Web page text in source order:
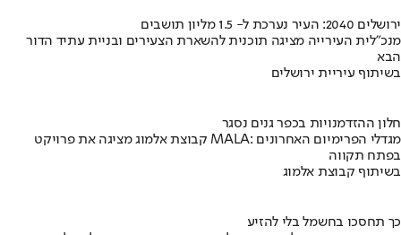
ירושלים 2040: העיר נערכת ל- 1.5 מליון תושבים
מנכ"לית העירייה מציגה תוכנית להשארת הצעירים ובניית עתיד הדור
הבא
בשיתוף עיריית ירושלים
חלון ההזדמנויות בכפר גנים נסגר
קבוצת אלמוג מציגה את פרויקט MALA: מגדלי הפרימיום האחרונים
בפתח תקווה
בשיתוף קבוצת אלמוג
כך תחסכו בחשמל בלי להזיע